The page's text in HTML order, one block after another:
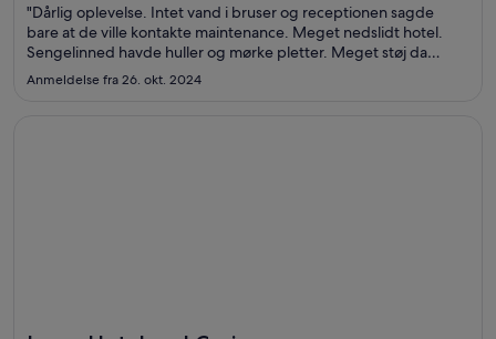
"Dårlig oplevelse. Intet vand i bruser og receptionen sagde
bare at de ville kontakte maintenance. Meget nedslidt hotel.
Sengelinned havde huller og mørke pletter. Meget støj da
døren ikke sluttede til. Gabte nok 1 cm. Kan på ingen måde
Anmeldelse fra 26. okt. 2024